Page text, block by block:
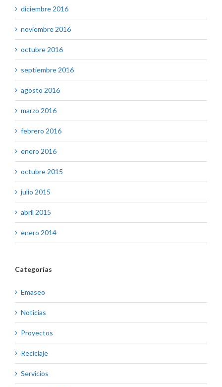
diciembre 2016
noviembre 2016
octubre 2016
septiembre 2016
agosto 2016
marzo 2016
febrero 2016
enero 2016
octubre 2015
julio 2015
abril 2015
enero 2014
Categorías
Emaseo
Noticias
Proyectos
Reciclaje
Servicios